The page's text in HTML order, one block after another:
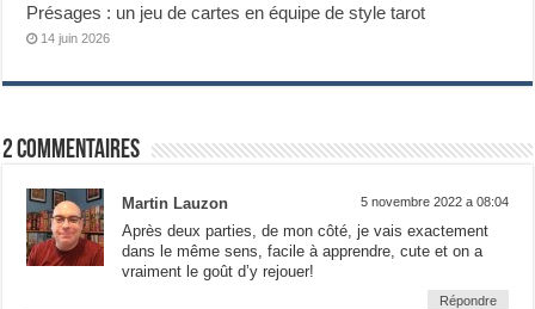
Présages : un jeu de cartes en équipe de style tarot
14 juin 2026
2 commentaires
Martin Lauzon 5 novembre 2022 a 08:04
Après deux parties, de mon côté, je vais exactement
dans le même sens, facile à apprendre, cute et on a
vraiment le goût d’y rejouer!
Répondre